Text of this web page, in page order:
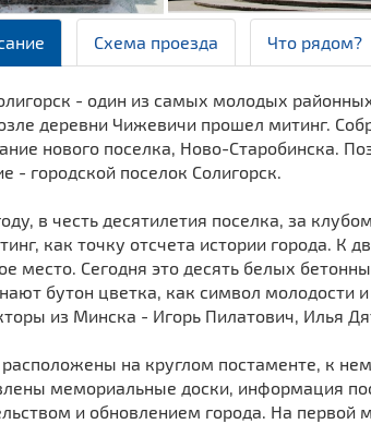
Схема проезда Что рядом?
- один из самых молодых
деревни Чижевичи прошел митинг.
нового поселка, Ново-Старобинска.
- городской поселок Солигорск.
в честь десятилетия поселка, за
как точку отсчета истории города. К
место. Сегодня это десять белых
бутон цветка, как символ молодости
из Минска - Игорь Пилатович, Илья
на круглом постаменте, к
мемориальные доски, информация
и обновлением города. На